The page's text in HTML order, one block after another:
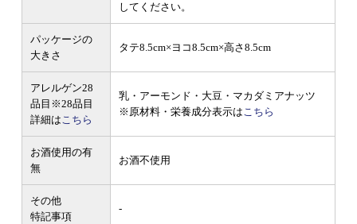
してください。
パッケージの
大きさ
タテ8.5cm×ヨコ8.5cm×高さ8.5cm
アレルゲン28
品目 ※28品目
詳細はこちら
乳・アーモンド・大豆・マカダミアナッツ
※原材料・栄養成分表示はこちら
お酒使用の有
無
お酒不使用
その他
特記事項
-